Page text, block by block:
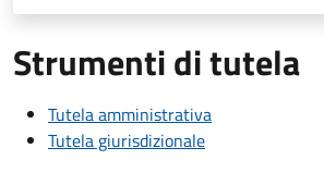
Strumenti di tutela
Tutela amministrativa
Tutela giurisdizionale